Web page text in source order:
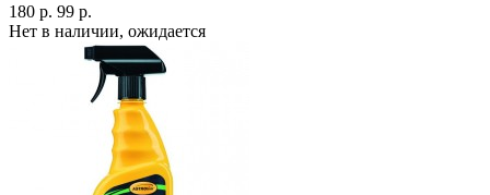
180 р. 99 р.
Нет в наличии, ожидается